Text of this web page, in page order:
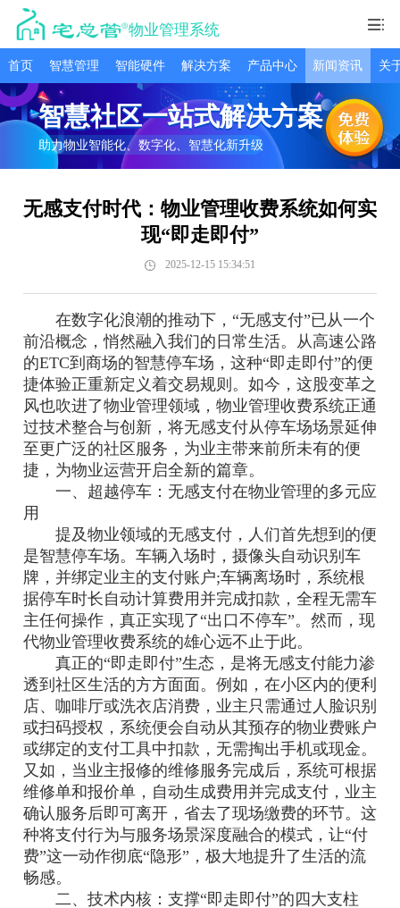
物业管理系统
首页 智慧管理 智能硬件 解决方案 产品中心 新闻资讯 关
智慧社区一站式解决方案
助力物业智能化、数字化、智慧化新升级
无感支付时代：物业管理收费系统如何实
现“即走即付”
2025-12-15 15:34:51
在数字化浪潮的推动下，“无感支付”已从一个
前沿概念，悄然融入我们的日常生活。从高速公路
的ETC到商场的智慧停车场，这种“即走即付”的便
捷体验正重新定义着交易规则。如今，这股变革之
风也吹进了物业管理领域，物业管理收费系统正通
过技术整合与创新，将无感支付从停车场场景延伸
至更广泛的社区服务，为业主带来前所未有的便
捷，为物业运营开启全新的篇章。
一、超越停车：无感支付在物业管理的多元应
用
提及物业领域的无感支付，人们首先想到的便
是智慧停车场。车辆入场时，摄像头自动识别车
牌，并绑定业主的支付账户;车辆离场时，系统根
据停车时长自动计算费用并完成扣款，全程无需车
主任何操作，真正实现了“出口不停车”。然而，现
代物业管理收费系统的雄心远不止于此。
真正的“即走即付”生态，是将无感支付能力渗
透到社区生活的方方面面。例如，在小区内的便利
店、咖啡厅或洗衣店消费，业主只需通过人脸识别
或扫码授权，系统便会自动从其预存的物业费账户
或绑定的支付工具中扣款，无需掏出手机或现金。
又如，当业主报修的维修服务完成后，系统可根据
维修单和报价单，自动生成费用并完成支付，业主
确认服务后即可离开，省去了现场缴费的环节。这
种将支付行为与服务场景深度融合的模式，让“付
费”这一动作彻底“隐形”，极大地提升了生活的流
畅感。
二、技术内核：支撑“即走即付”的四大支柱